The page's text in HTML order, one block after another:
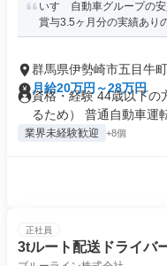
いすゞ自動車グループの
賞与3.5ヶ月分の実績あり
群馬県伊勢崎市五目牛町
月給20万円～28万円
資格・経験 44歳以下の
るため） 普通自動車運
業界未経験歓迎 +8個
正社員
3tルート配送ドライバ